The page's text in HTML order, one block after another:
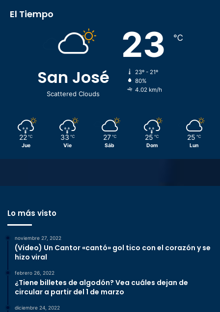
El Tiempo
San José
Scattered Clouds
23 ℃
23º - 21º
80%
4.02 km/h
22 ℃
Jue
33 ℃
Vie
27 ℃
Sáb
25 ℃
Dom
25 ℃
Lun
Lo más visto
noviembre 27, 2022
(Video) Un Cantor «cantó» gol tico con el corazón y se
hizo viral
febrero 26, 2022
¿Tiene billetes de algodón? Vea cuáles dejan de
circular a partir del 1 de marzo
diciembre 24, 2022